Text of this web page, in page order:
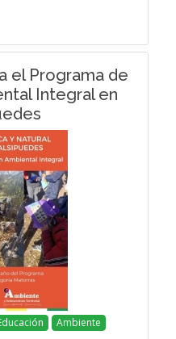
el Programa de
Integral en
Ambiente